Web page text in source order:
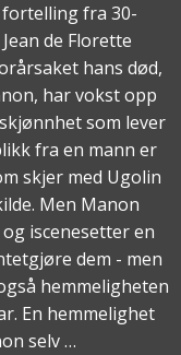
fra 30-
de Florette
hans død,
har vokst opp
som lever
fra en mann er
skjer med Ugolin
Men Manon
iscenesetter en
dem - men
hemmeligheten
En hemmelighet
selv …